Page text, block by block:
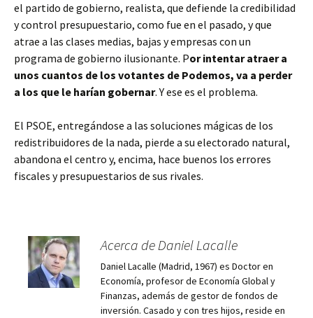
el partido de gobierno, realista, que defiende la credibilidad
y control presupuestario, como fue en el pasado, y que
atrae a las clases medias, bajas y empresas con un
programa de gobierno ilusionante. Por intentar atraer a
unos cuantos de los votantes de Podemos, va a perder
a los que le harían gobernar. Y ese es el problema.
El PSOE, entregándose a las soluciones mágicas de los
redistribuidores de la nada, pierde a su electorado natural,
abandona el centro y, encima, hace buenos los errores
fiscales y presupuestarios de sus rivales.
Acerca de Daniel Lacalle
Daniel Lacalle (Madrid, 1967) es Doctor en
Economía, profesor de Economía Global y
Finanzas, además de gestor de fondos de
inversión. Casado y con tres hijos, reside en